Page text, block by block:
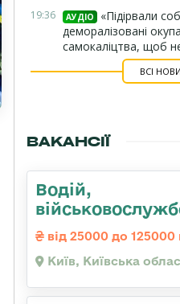
19:36 АУДІО
«Підірвали
деморалізовані
самокаліцтва, щоб
ВСІ
ВАКАНСІЇ
Водій,
від 25000 до 125000
Київ, Київська